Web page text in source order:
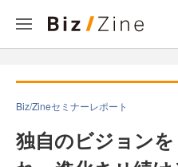
Biz/Zineセミナーレポート
独自のビジョン